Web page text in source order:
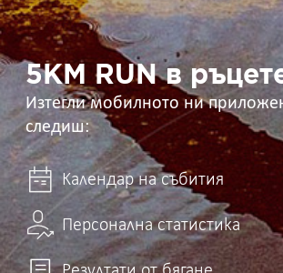
RUN
в
ръцете
ти 5KM RUN в
Изтегли мобилното ни
следиш:
Календар на събития
Персонална статистика